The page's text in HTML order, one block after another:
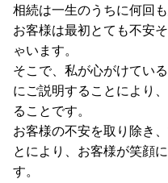
相続は一生のうちに何回
お客様は最初とても不安
ゃいます。
そこで、私が心がけてい
にご説明することにより
ることです。
お客様の不安を取り除き
とにより、お客様が笑顔
す。